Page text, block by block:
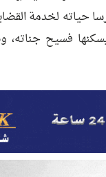
حياته لخدمة
فسيح جناته،